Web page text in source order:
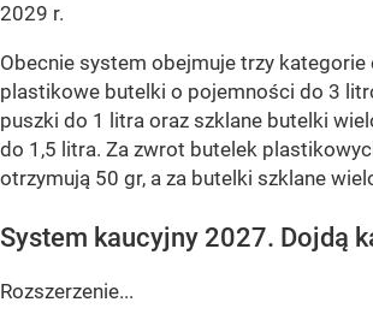
2029 r.
Obecnie system obejmuje trzy kategorie
plastikowe butelki o pojemności do 3
puszki do 1 litra oraz szklane butelki
do 1,5 litra. Za zwrot butelek
otrzymują 50 gr, a za butelki szklane
System kaucyjny 2027. Dojdą
Rozszerzenie...